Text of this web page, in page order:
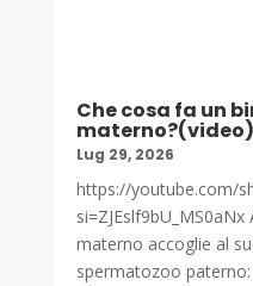
Che cosa fa un
materno?(video)
Lug 29, 2026
https://youtube.com/
si=ZJEslf9bU_MS0aNx
materno accoglie al
spermatozoo